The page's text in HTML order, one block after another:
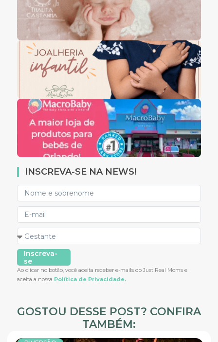
INSCREVA-SE NA NEWS!
Inscreva-
se
Ao clicar no botão, você aceita receber e-mails do Just Real Moms e
aceita a nossa Política de Privacidade.
GOSTOU DESSE POST? CONFIRA
TAMBÉM: